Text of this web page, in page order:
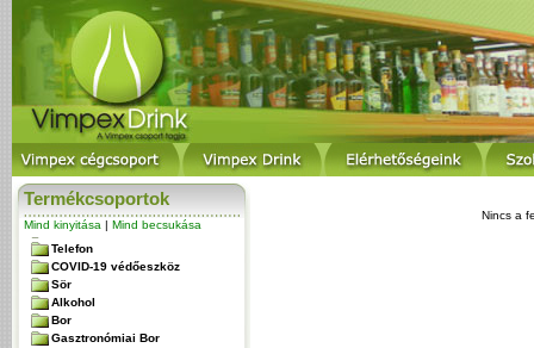
Termékcsoportok
Mind kinyitása | Mind becsukása
Telefon
COVID-19 védőeszköz
Sör
Alkohol
Bor
Gasztronómiai Bor
Nincs a